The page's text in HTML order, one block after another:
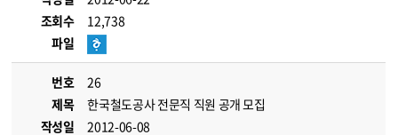
조회수
12,738
파일
번호
26
제목
한국철도공사 전문직 직원 공개 모집
작성일
2012-06-08